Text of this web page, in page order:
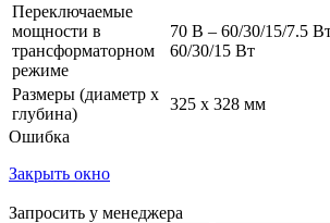
Переключаемые
мощности в
трансформаторном
режиме
70 В – 60/30/15/7.5
60/30/15 Вт
Размеры (диаметр х
глубина)
325 x 328 мм
Ошибка
Закрыть окно
Запросить у менеджера